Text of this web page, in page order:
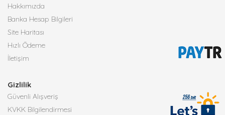
Hakkımızda
Banka Hesap Bilgileri
Site Haritası
Hızlı Ödeme
İletişim
Gizlilik
Güvenli Alışveriş
KVKK Bilgilendirmesi